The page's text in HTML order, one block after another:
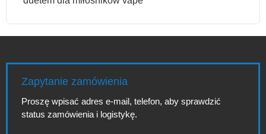
Zapytanie zamówienia
Proszę wpisać adres e-mail, telefon, aby sprawdzić
status zamówienia i logistykę.